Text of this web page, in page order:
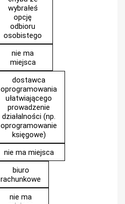
wybrałeś
opcję
odbioru
osobistego
nie ma
miejsca
dostawca
oprogramowania
ułatwiającego
prowadzenie
działalności (np.
oprogramowanie
księgowe)
nie ma miejsca
biuro
rachunkowe
nie ma